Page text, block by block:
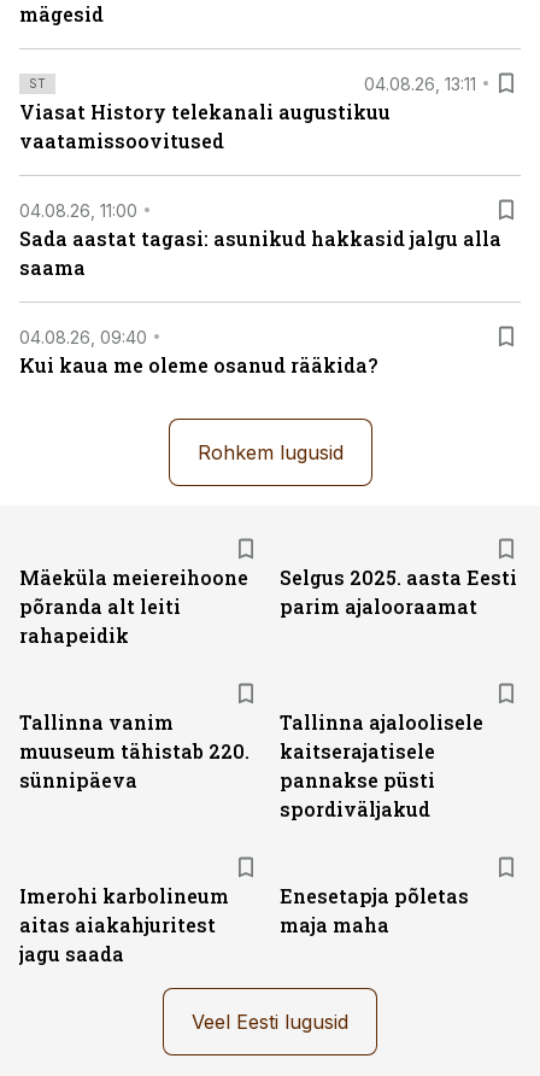
mägesid
ST 04.08.26, 13:11
Viasat History telekanali augustikuu
vaatamissoovitused
04.08.26, 11:00
Sada aastat tagasi: asunikud hakkasid jalgu alla
saama
04.08.26, 09:40
Kui kaua me oleme osanud rääkida?
Rohkem lugusid
Mäeküla meiereihoone
põranda alt leiti
rahapeidik
Selgus 2025. aasta Eesti
parim ajalooraamat
Tallinna vanim
muuseum tähistab 220.
sünnipäeva
Tallinna ajaloolisele
kaitserajatisele
pannakse püsti
spordiväljakud
Imerohi karbolineum
aitas aiakahjuritest
jagu saada
Enesetapja põletas
maja maha
Veel Eesti lugusid